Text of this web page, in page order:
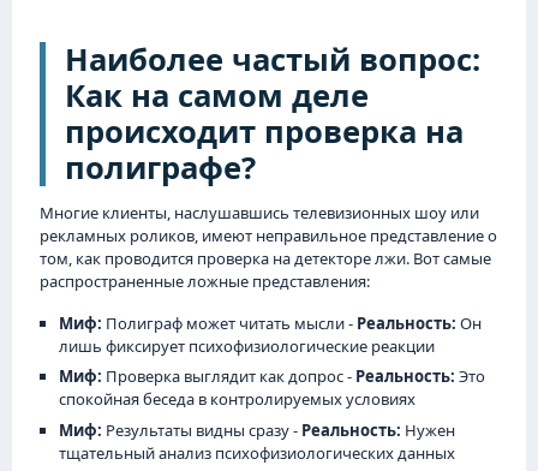
Наиболее частый вопрос:
Как на самом деле
происходит проверка на
полиграфе?
Многие клиенты, наслушавшись телевизионных шоу или
рекламных роликов, имеют неправильное представление о
том, как проводится проверка на детекторе лжи. Вот самые
распространенные ложные представления:
Миф: Полиграф может читать мысли - Реальность: Он
лишь фиксирует психофизиологические реакции
Миф: Проверка выглядит как допрос - Реальность: Это
спокойная беседа в контролируемых условиях
Миф: Результаты видны сразу - Реальность: Нужен
тщательный анализ психофизиологических данных